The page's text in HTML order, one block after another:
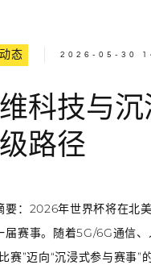
态 2026-05-30
科技与
路径
要：2026年世界杯将在北
届赛事。随着5G/6G通信
赛”迈向“沉浸式参与赛事